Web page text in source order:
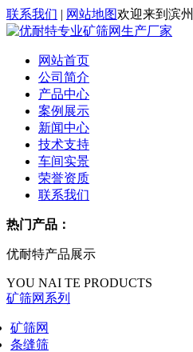
联系我们 | 网站地图欢迎来到滨
网站首页
公司简介
产品中心
案例展示
新闻中心
技术支持
车间实景
荣誉资质
联系我们
热门产品：
优耐特产品展示
YOU NAI TE PRODUCTS
矿筛网系列
矿筛网
条缝筛